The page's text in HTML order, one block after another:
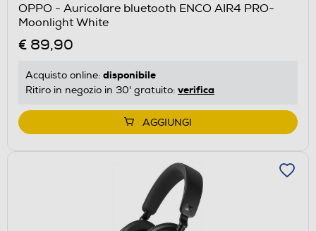
OPPO - Auricolare bluetooth ENCO AIR4 PRO-
Moonlight White
€ 89,90
Acquisto online: disponibile
Ritiro in negozio in 30' gratuito: verifica
AGGIUNGI